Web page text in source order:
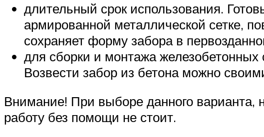
длительный срок использования.
армированной металлической сетке,
сохраняет форму забора в
для сборки и монтажа
Возвести забор из бетона можно
Внимание! При выборе данного
работу без помощи не стоит.